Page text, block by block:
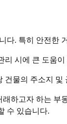
. 특히 안전한
리 시에 큰 도움이
물의 주소지
하고자 하는
수 있습니다.